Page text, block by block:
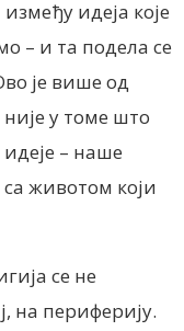
идеја које
– и та подела се
је више од
у томе што
– наше
са животом који
се не
на периферију.